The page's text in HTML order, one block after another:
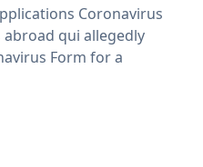
Coronavirus
qui allegedly
Form for a